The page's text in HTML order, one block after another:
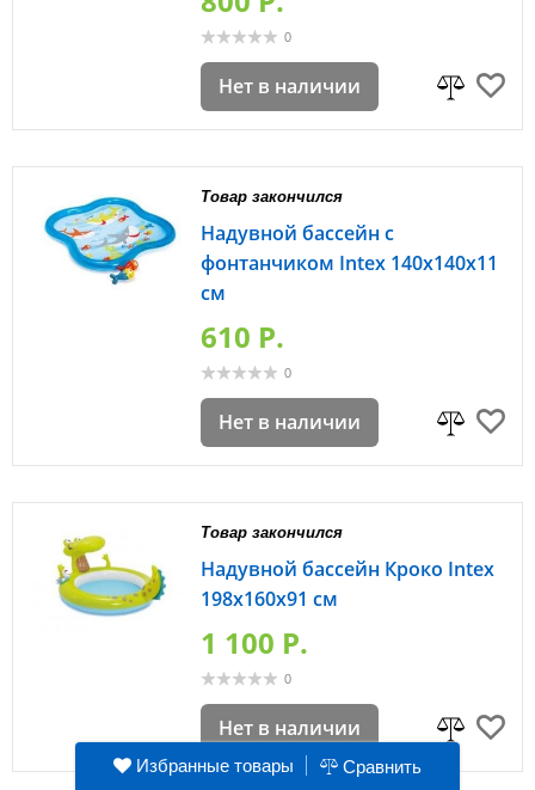
0
Нет в наличии
Товар закончился
Надувной бассейн с
фонтанчиком Intex 140х140х11
см
610 P.
0
Нет в наличии
Товар закончился
Надувной бассейн Кроко Intex
198х160х91 см
1 100 P.
0
Нет в наличии
Избранные товары